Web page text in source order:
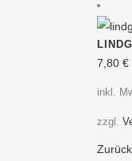
7,80 €
inkl.
zzgl.